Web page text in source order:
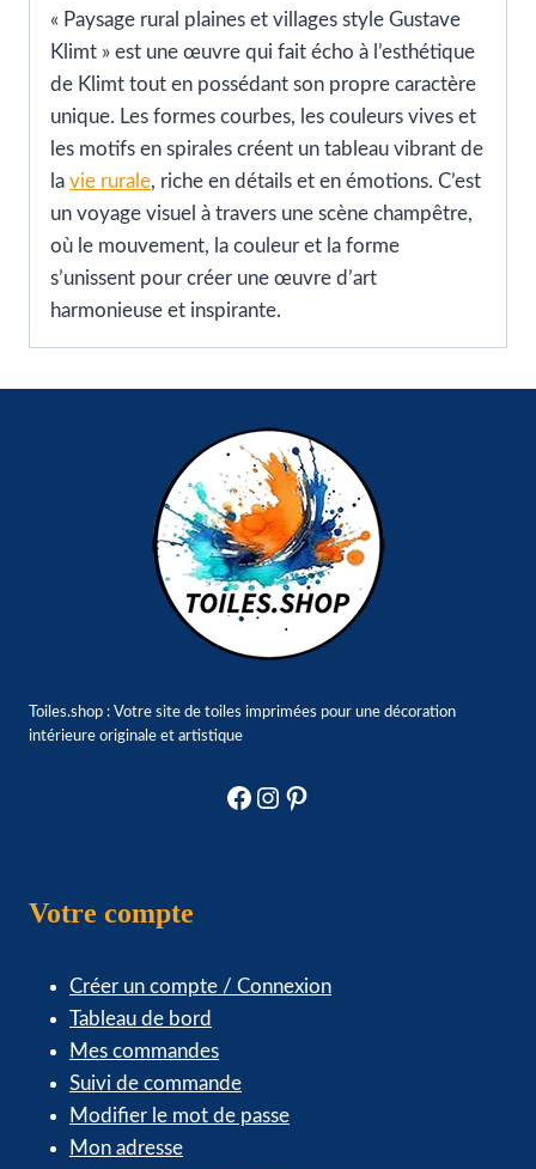
« Paysage rural plaines et villages style Gustave
Klimt » est une œuvre qui fait écho à l’esthétique
de Klimt tout en possédant son propre caractère
unique. Les formes courbes, les couleurs vives et
les motifs en spirales créent un tableau vibrant de
la vie rurale, riche en détails et en émotions. C’est
un voyage visuel à travers une scène champêtre,
où le mouvement, la couleur et la forme
s’unissent pour créer une œuvre d’art
harmonieuse et inspirante.
Toiles.shop : Votre site de toiles imprimées pour une décoration
intérieure originale et artistique
Facebook
Instagram
Pinterest
Votre compte
Créer un compte / Connexion
Tableau de bord
Mes commandes
Suivi de commande
Modifier le mot de passe
Mon adresse